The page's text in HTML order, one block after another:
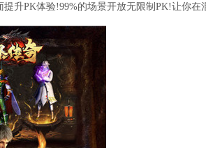
升PK体验!99%的场景开放无限制PK!让你